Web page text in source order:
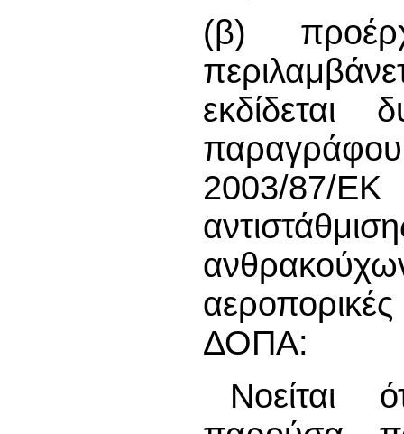
(β)
εκδίδεται
παραγράφου
2003/87/ΕΚ
ΔΟΠΑ:
Νοείται